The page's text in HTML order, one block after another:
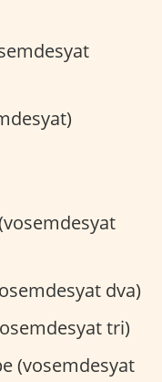
dva)
tri)
(vosemdesyat